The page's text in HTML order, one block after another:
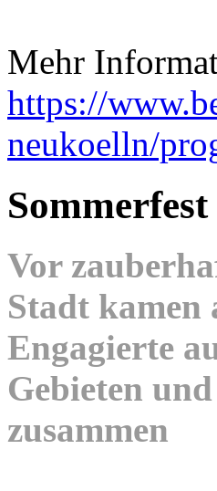
Mehr
https://
neukoelln/
Vor
Stadt kamen
Engagierte
Gebieten
zusammen